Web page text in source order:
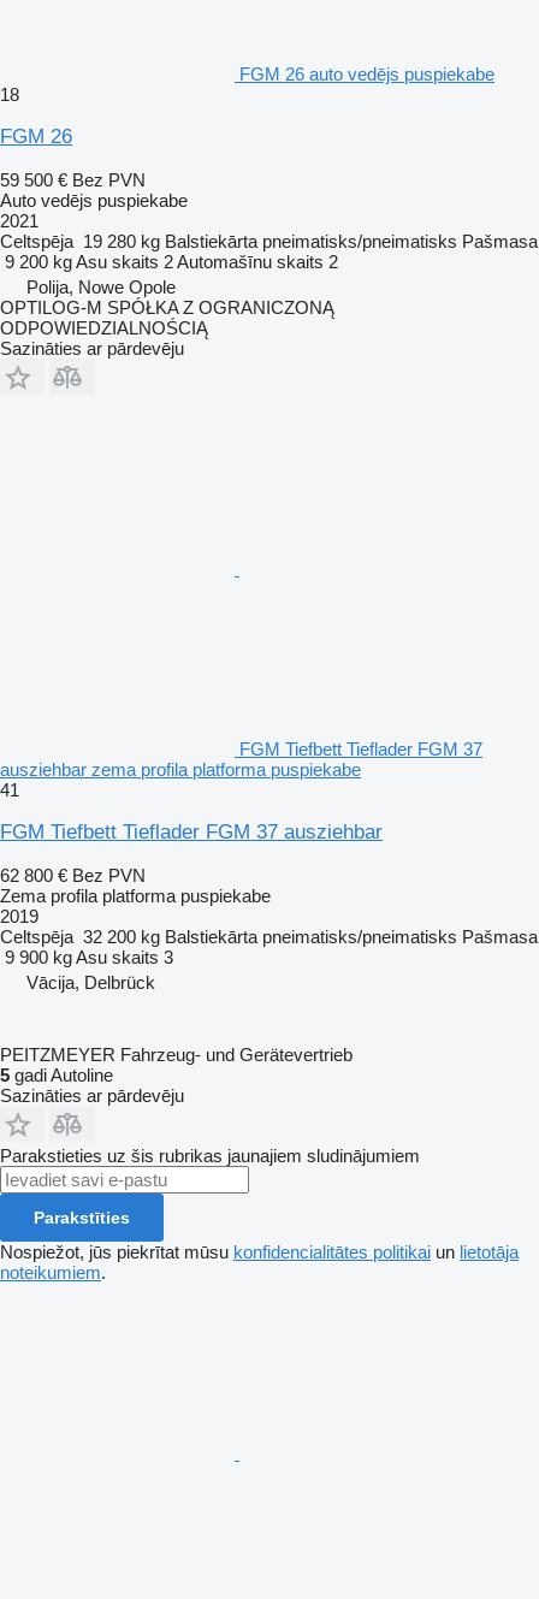
FGM 26 auto vedējs puspiekabe
18
FGM 26
59 500 € Bez PVN
Auto vedējs puspiekabe
2021
Celtspēja 19 280 kg Balstiekārta pneimatisks/pneimatisks Pašmasa
9 200 kgAsu skaits 2Automašīnu skaits 2
Polija, Nowe Opole
OPTILOG-M SPÓŁKA Z OGRANICZONĄ
ODPOWIEDZIALNOŚCIĄ
Sazināties ar pārdevēju
FGM Tiefbett Tieflader FGM 37
ausziehbar zema profila platforma puspiekabe
41
FGM Tiefbett Tieflader FGM 37 ausziehbar
62 800 € Bez PVN
Zema profila platforma puspiekabe
2019
Celtspēja 32 200 kg Balstiekārta pneimatisks/pneimatisks Pašmasa
9 900 kgAsu skaits 3
Vācija, Delbrück
PEITZMEYER Fahrzeug- und Gerätevertrieb
5 gadi Autoline
Sazināties ar pārdevēju
Parakstieties uz šis rubrikas jaunajiem sludinājumiem
Parakstīties
Nospiežot, jūs piekrītat mūsu konfidencialitātes politikai un lietotāja
noteikumiem.